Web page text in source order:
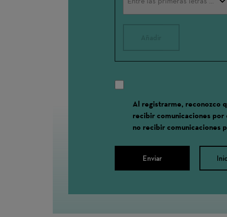
Al registrarme, reconozco
recibir comunicaciones
no recibir comunicaciones
Enviar